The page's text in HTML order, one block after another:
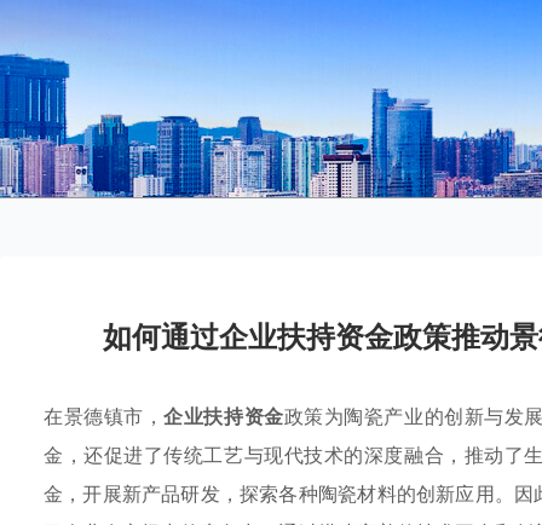
如何通过企业扶持资金政策推动
在景德镇市，企业扶持资金政策为陶瓷产业的创新与发
金，还促进了传统工艺与现代技术的深度融合，推动了
金，开展新产品研发，探索各种陶瓷材料的创新应用。因